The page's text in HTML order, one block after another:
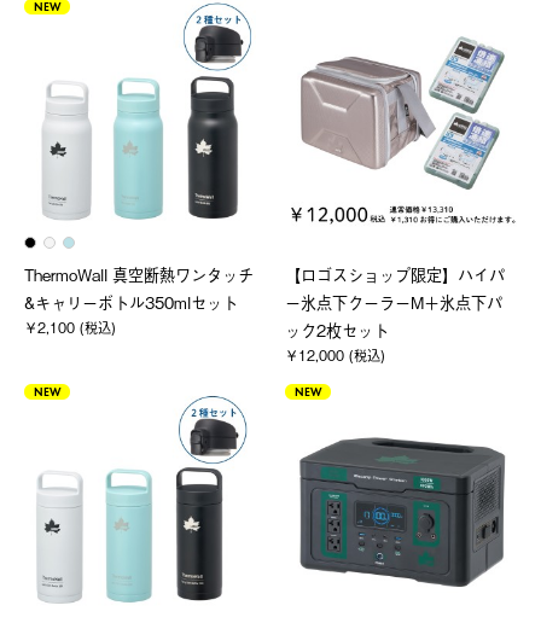
NEW
ThermoWall 真空断熱ワンタッチ
&キャリーボトル350mlセット
￥2,100 (税込)
【ロゴスショップ限定】ハイパ
ー氷点下クーラーM＋氷点下パ
ック2枚セット
￥12,000 (税込)
NEW NEW